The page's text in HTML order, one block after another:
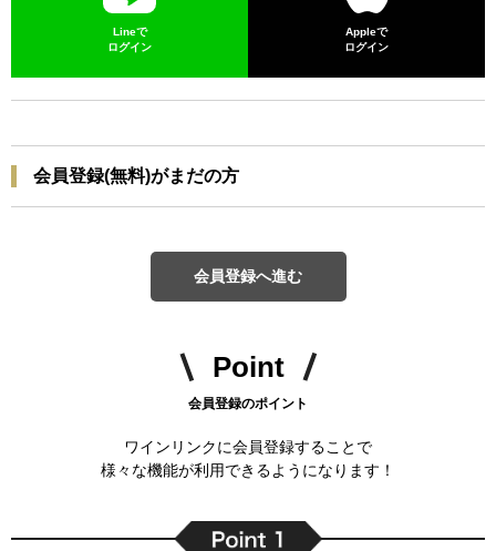
Lineで
ログイン
Appleで
ログイン
会員登録(無料)がまだの方
会員登録へ進む
Point
会員登録のポイント
ワインリンクに会員登録することで
様々な機能が利用できるようになります！